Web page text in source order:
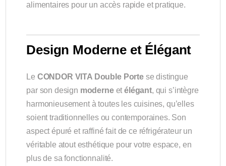
alimentaires pour un accès rapide et pratique.
Design Moderne et Élégant
Le CONDOR VITA Double Portese distingue
par son design moderneetélégant, qui s’intègre
harmonieusement à toutes les cuisines, qu’elles
soient traditionnelles ou contemporaines. Son
aspect épuré et raffiné fait de ce réfrigérateur un
véritable atout esthétique pour votre espace, en
plus de sa fonctionnalité.